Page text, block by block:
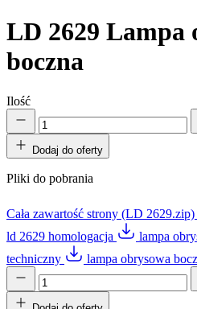
LD 2629 Lampa
boczna
Ilość
Dodaj do oferty
Pliki do pobrania
Cała zawartość strony (LD 2629.zip)
ld 2629 homologacja
lampa
techniczny
lampa obrysowa